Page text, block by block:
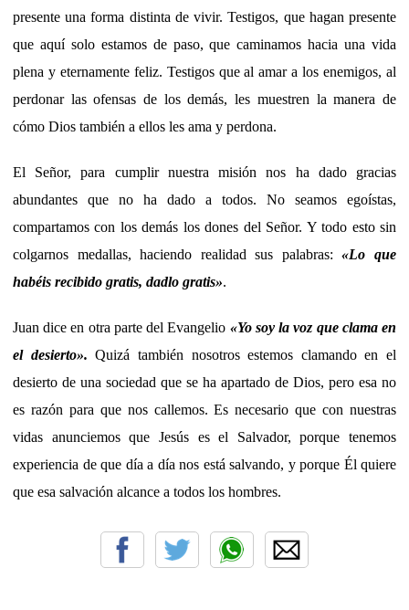
presente una forma distinta de vivir. Testigos, que hagan presente
que aquí solo estamos de paso, que caminamos hacia una vida
plena y eternamente feliz. Testigos que al amar a los enemigos, al
perdonar las ofensas de los demás, les muestren la manera de
cómo Dios también a ellos les ama y perdona.
El Señor, para cumplir nuestra misión nos ha dado gracias
abundantes que no ha dado a todos. No seamos egoístas,
compartamos con los demás los dones del Señor. Y todo esto sin
colgarnos medallas, haciendo realidad sus palabras:«Lo que
habéis recibido gratis, dadlo gratis».
Juan dice en otra parte del Evangelio «Yo soy la voz que clama en
el desierto». Quizá también nosotros estemos clamando en el
desierto de una sociedad que se ha apartado de Dios, pero esa no
es razón para que nos callemos. Es necesario que con nuestras
vidas anunciemos que Jesús es el Salvador, porque tenemos
experiencia de que día a día nos está salvando, y porque Él quiere
que esa salvación alcance a todos los hombres.